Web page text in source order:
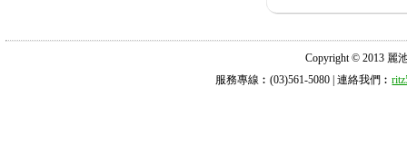
Copyright © 2013 麗
服務專線︰(03)561-5080 | 連絡我們︰